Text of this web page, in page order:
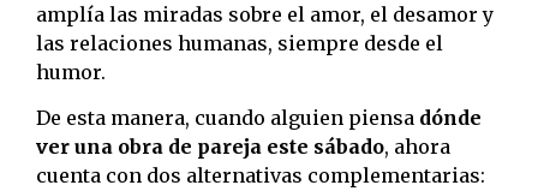
amplía las miradas sobre el amor, el desamor y
las relaciones humanas, siempre desde el
humor.
De esta manera, cuando alguien piensa dónde
ver una obra de pareja este sábado, ahora
cuenta con dos alternativas complementarias: